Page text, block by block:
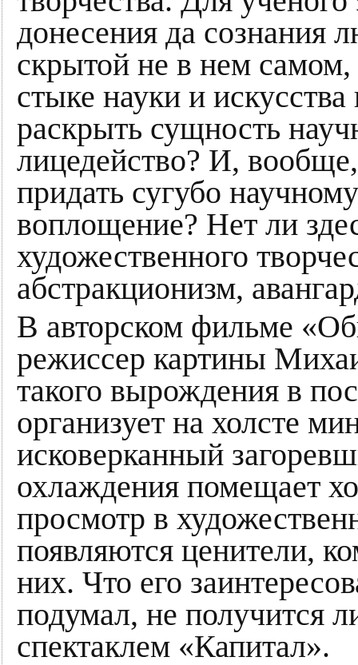
донесения да сознания
скрытой не в нем
стыке науки и
раскрыть сущность
лицедейство? И,
придать сугубо
воплощение? Нет ли
художественного
абстракционизм,
В авторском фильме
режиссер картины
такого вырождения в
организует на холсте
исковерканный
охлаждения помещает
просмотр в
появляются ценители,
них. Что его
подумал, не получится
спектаклем «Капитал».